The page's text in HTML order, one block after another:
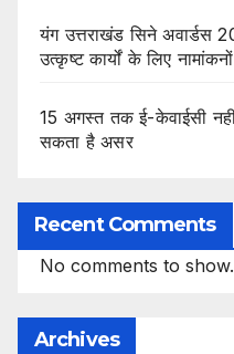
यंग उत्तराखंड सिने अवार्डस
उत्कृष्ट कार्यों के लिए
15 अगस्त तक ई-केवाईसी
सकता है असर
Recent Comments
No comments to show.
Archives